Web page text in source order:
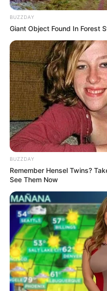
2. Dia juga memiliki gaya
(foto:
3. Meski begitu, kecantikan
mengenakan pakaian yang
BUZZDAY
Giant Object Found In Forest
BUZZDAY
Remember Hensel Twins?
See Them Now